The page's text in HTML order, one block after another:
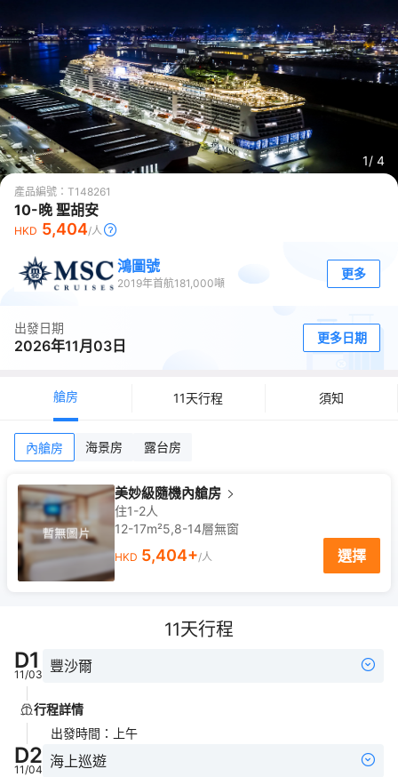
1/ 4
產品編號： T148261
10-晚 聖胡安
HKD 5,404/人
鴻圖號
2019年首航181,000噸
更多
出發日期
2026年11月03日 更多日期
艙房 11天行程 須知
內艙房 海景房 露台房
美妙級隨機內艙房
住1-2人
12-17m²5,8-14層無窗
HKD 5,404+/人 選擇
11天行程
D1
11/03 豐沙爾
行程詳情
出發時間 ： 上午
D2
11/04 海上巡遊